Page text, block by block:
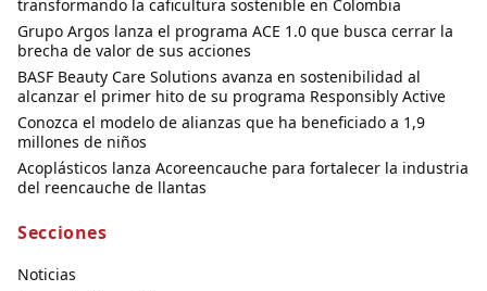
transformando la caficultura sostenible en Colombia
Grupo Argos lanza el programa ACE 1.0 que busca cerrar la
brecha de valor de sus acciones
BASF Beauty Care Solutions avanza en sostenibilidad al
alcanzar el primer hito de su programa Responsibly Active
Conozca el modelo de alianzas que ha beneficiado a 1,9
millones de niños
Acoplásticos lanza Acoreencauche para fortalecer la industria
del reencauche de llantas
Secciones
Noticias